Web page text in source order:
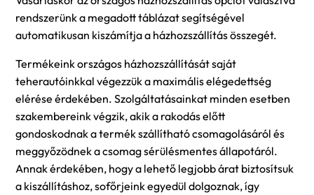
rendszerünk a megadott táblázat segítségével
automatikusan kiszámítja a házhozszállítás összegét.
Termékeink országos házhozszállítását saját
teherautóinkkal végezzük a maximális elégedettség
elérése érdekében. Szolgáltatásainkat minden esetben
szakembereink végzik, akik a rakodás előtt
gondoskodnak a termék szállítható csomagolásáról és
meggyőzödnek a csomag sérülésmentes állapotáról.
Annak érdekében, hogy a lehető legjobb árat biztosítsuk
a kiszállításhoz, sofőrjeink egyedül dolgoznak, így